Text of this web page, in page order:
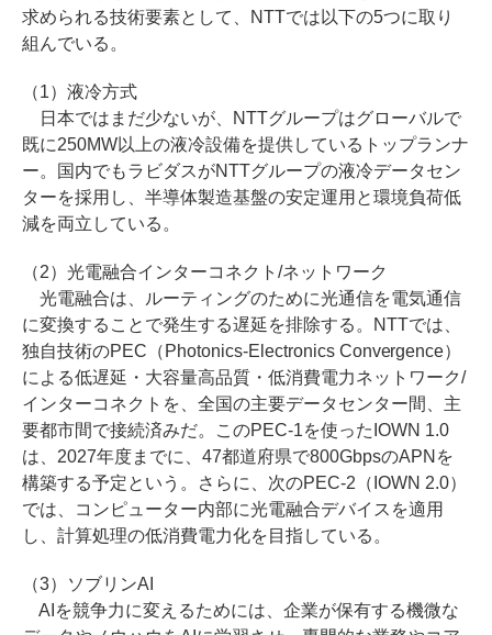
求められる技術要素として、NTTでは以下の5つに取り
組んでいる。
（1）液冷方式
日本ではまだ少ないが、NTTグループはグローバルで
既に250MW以上の液冷設備を提供しているトップランナ
ー。国内でもラビダスがNTTグループの液冷データセン
ターを採用し、半導体製造基盤の安定運用と環境負荷低
減を両立している。
（2）光電融合インターコネクト/ネットワーク
光電融合は、ルーティングのために光通信を電気通信
に変換することで発生する遅延を排除する。NTTでは、
独自技術のPEC（Photonics-Electronics Convergence）
による低遅延・大容量高品質・低消費電力ネットワーク/
インターコネクトを、全国の主要データセンター間、主
要都市間で接続済みだ。このPEC-1を使ったIOWN 1.0
は、2027年度までに、47都道府県で800GbpsのAPNを
構築する予定という。さらに、次のPEC-2（IOWN 2.0）
では、コンピューター内部に光電融合デバイスを適用
し、計算処理の低消費電力化を目指している。
（3）ソブリンAI
AIを競争力に変えるためには、企業が保有する機微な